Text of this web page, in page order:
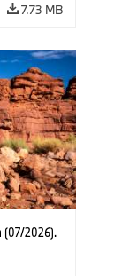
7.73 MB
(07/2026).